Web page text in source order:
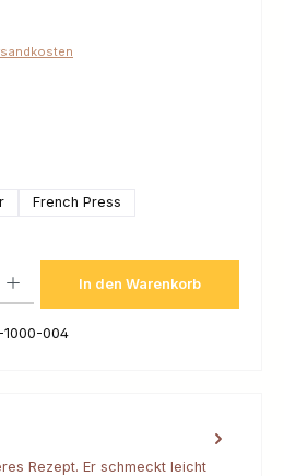
French Press
In den Warenkorb
1000-004
Rezept. Er schmeckt leicht